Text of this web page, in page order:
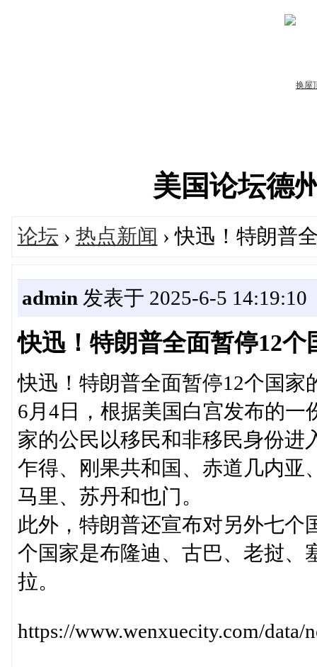
美国论坛德
论坛 › 热点新闻 › 快迅！特朗普
admin 发表于 2025-6-5 14:19:10
快迅！特朗普全面暂停12
快迅！特朗普全面暂停12个国家
6月4日，根据美国白宫发布的
家的公民以移民和非移民身份进
乍得、刚果共和国、赤道几内亚
马里、苏丹和也门。
此外，特朗普还宣布对另外七个
个国家是布隆迪、古巴、老挝、
拉。
https://www.wenxuecity.com/data/